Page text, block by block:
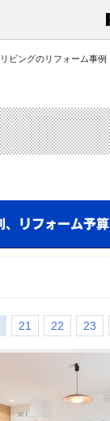
リビングのリフォーム事例
21 22 23